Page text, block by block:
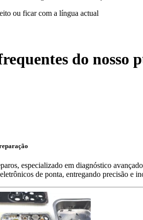
ou ficar com a língua actual
do nosso
especializado em diagnóstico
de ponta, entregando precisão e